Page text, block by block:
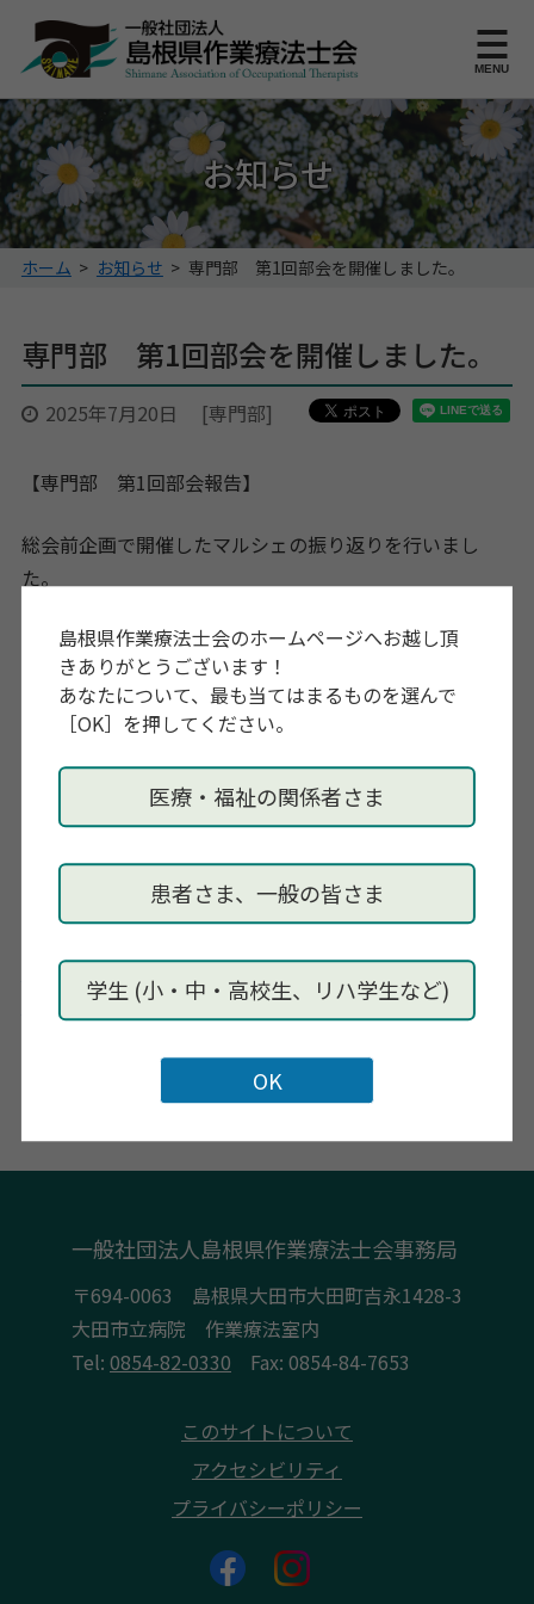
島根県作業療法士会のホームページへお越し頂
きありがとうございます！
あなたについて、最も当てはまるものを選んで
［OK］を押してください。
医療・福祉の関係者さま
患者さま、一般の皆さま
学生 (小・中・高校生、リハ学生など)
このページの本文へ
MENU
お知らせ
こ
ー
ジ
の
位
ホーム > お知らせ > 専門部 第1回部会を開催しました。
専門部 第1回部会を開催しました。
2025年7月20日 [専門部]
【専門部 第1回部会報告】
総会前企画で開催したマルシェの振り返りを行いまし
た。
スタッフ含め52名の参加がありました。チームの広報と
共に各チームや委員会スタッフとの交流の場になり、新
たな学びや互いの研修会の提案など意見交換も行え、大
変有意義な会になったと振り返りました。
また、今期より専門部 部長、副部長が新任となりまし
皆様宜しくお願い致します。
PDF is not exist!「スクリーンショット 2025-07-16
214619」チラシ
一覧に戻る
一般社団法人島根県作業療法士会事務局
〒694-0063 島根県大田市大田町吉永1428-3
大田市立病院 作業療法室内
Tel: 0854-82-0330 Fax: 0854-84-7653
このサイトについて
アクセシビリティ
プライバシーポリシー